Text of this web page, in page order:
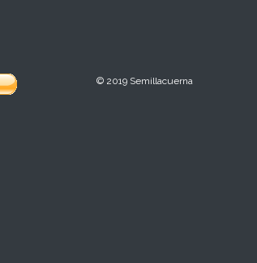
© 2019 Semillacuerna